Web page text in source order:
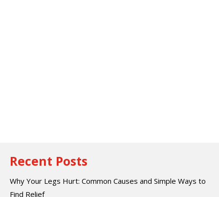
Recent Posts
Why Your Legs Hurt: Common Causes and Simple Ways to
Find Relief